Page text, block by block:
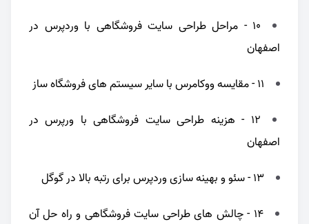
10 - مراحل طراحی سایت فروشگاهی با وردپرس در
اصفهان
11 - مقایسه ووکامرس با سایر سیستم های فروشگاه ساز
12 - هزینه طراحی سایت فروشگاهی با ورپرس در
اصفهان
13 - سئو و بهینه سازی وردپرس برای رتبه بالا در گوگل
14 - چالش های طراحی سایت فروشگاهی و راه حل آن